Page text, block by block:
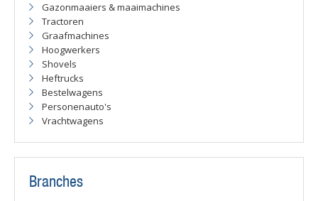
Gazonmaaiers & maaimachines
Tractoren
Graafmachines
Hoogwerkers
Shovels
Heftrucks
Bestelwagens
Personenauto's
Vrachtwagens
Branches